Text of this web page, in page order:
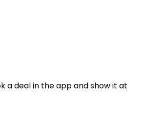
a deal in the app and show it at